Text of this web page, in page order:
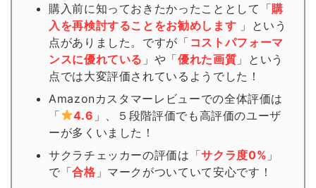
購入前に知っておきたかったこととして「購
入を再検討することをお勧めします 」という
点がありました。ですが「 コストパフォーマ
ンスに優れている 」や「優れた画質 」という
点では大変評価されているようでした！
Amazonカスタマーレビューでの全体評価は
「
4.6 」、５段階評価でも高評価のユーザ
ーが多くいました！
サクラチェッカーの評価は「サクラ度0% 」
で「合格 」 マーク がついていて安心です！